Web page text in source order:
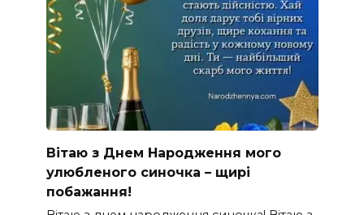
Вітаю з Днем Народження мого
улюбленого синочка – щирі
побажання!